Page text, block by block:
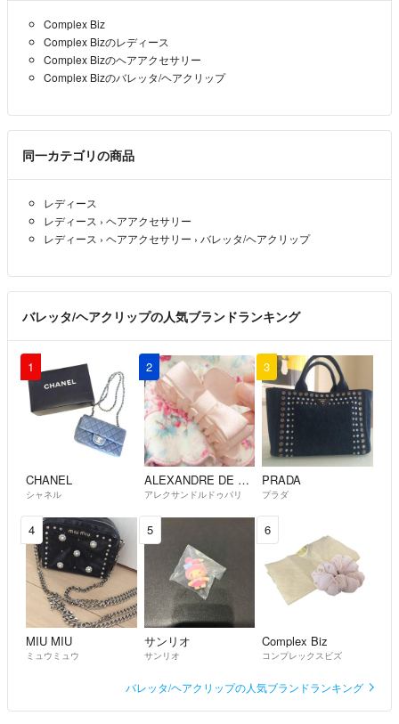
Complex Biz
Complex Bizのレディース
Complex Bizのヘアアクセサリー
Complex Bizのバレッタ/ヘアクリップ
同一カテゴリの商品
レディース
レディース › ヘアアクセサリー
レディース › ヘアアクセサリー › バレッタ/ヘアクリップ
バレッタ/ヘアクリップの人気ブランドランキング
1
CHANEL
シャネル
2
ALEXANDRE DE PARIS
アレクサンドルドゥパリ
3
PRADA
プラダ
4
MIU MIU
ミュウミュウ
5
サンリオ
サンリオ
6
Complex Biz
コンプレックスビズ
バレッタ/ヘアクリップの人気ブランドランキング